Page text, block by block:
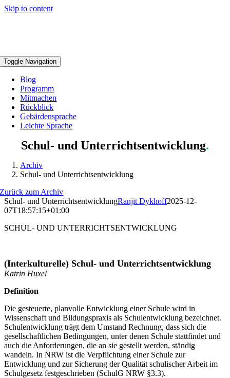
Skip to content
Toggle Navigation
Blog
Programm
Mitmachen
Rückblick
Gebärdensprache
Leichte Sprache
Schul- und Unterrichtsentwicklung.
Archiv
Schul- und Unterrichtsentwicklung
Zurück zum Archiv
Schul- und UnterrichtsentwicklungRanjit Dykhoff2025-12-
07T18:57:15+01:00
SCHUL- UND UNTERRICHTSENTWICKLUNG
(Interkulturelle) Schul- und Unterrichtsentwicklung
Katrin Huxel
Definition
Die gesteuerte, planvolle Entwicklung einer Schule wird in
Wissenschaft und Bildungspraxis als Schulentwicklung bezeichnet.
Schulentwicklung trägt dem Umstand Rechnung, dass sich die
gesellschaftlichen Bedingungen, unter denen Schule stattfindet und
auch die Anforderungen, die an sie gestellt werden, ständig
wandeln. In NRW ist die Verpflichtung einer Schule zur
Entwicklung und zur Sicherung der Qualität schulischer Arbeit im
Schulgesetz festgeschrieben (SchulG NRW §3.3).